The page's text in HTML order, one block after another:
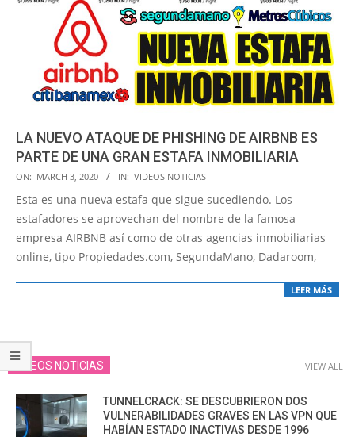
LA NUEVO ATAQUE DE PHISHING DE AIRBNB ES
PARTE DE UNA GRAN ESTAFA INMOBILIARIA
2020-
03-
03
ON: MARCH 3, 2020 IN: VIDEOS NOTICIAS
Esta es una nueva estafa que sigue sucediendo. Los
estafadores se aprovechan del nombre de la famosa
empresa AIRBNB así como de otras agencias inmobiliarias
online, tipo Propiedades.com, SegundaMano, Dadaroom,
LEER MÁS
VIDEOS NOTICIAS VIEW ALL
TUNNELCRACK: SE DESCUBRIERON DOS
VULNERABILIDADES GRAVES EN LAS VPN QUE
HABÍAN ESTADO INACTIVAS DESDE 1996